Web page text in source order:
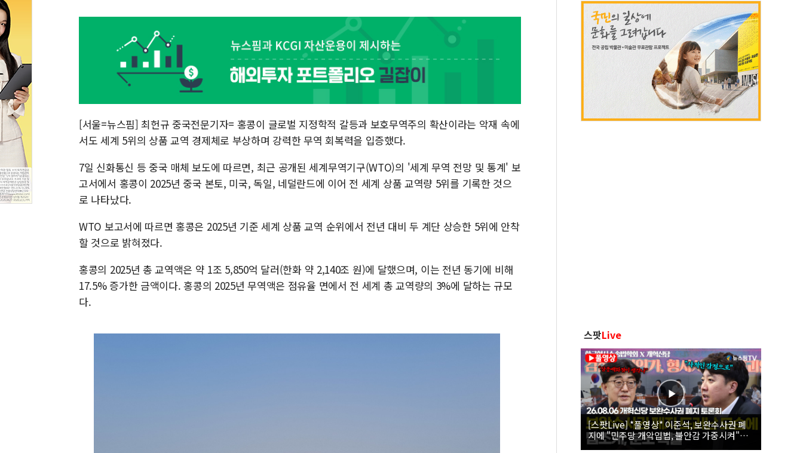
[서울=뉴스핌] 최헌규 중국전문기자= 홍콩이 글로벌 지정학적 갈등과 보호무역주의 확산이라는 악재 속에
서도 세계 5위의 상품 교역 경제체로 부상하며 강력한 무역 회복력을 입증했다.
7일 신화통신 등 중국 매체 보도에 따르면, 최근 공개된 세계무역기구(WTO)의 '세계 무역 전망 및 통계' 보
고서에서 홍콩이 2025년 중국 본토, 미국, 독일, 네덜란드에 이어 전 세계 상품 교역량 5위를 기록한 것으
로 나타났다.
WTO 보고서에 따르면 홍콩은 2025년 기준 세계 상품 교역 순위에서 전년 대비 두 계단 상승한 5위에 안착
할 것으로 밝혀졌다.
홍콩의 2025년 총 교역액은 약 1조 5,850억 달러(한화 약 2,140조 원)에 달했으며, 이는 전년 동기에 비해
17.5% 증가한 금액이다. 홍콩의 2025년 무역액은 점유율 면에서 전 세계 총 교역량의 3%에 달하는 규모
다.
스팟Live
[스팟Live] *풀영상* 이준석, 보완수사권 폐
지에 "민주당 개악입법, 불안감 가중시켜"｜
26.08.06 개혁신당 보완수사권 폐지 토론회